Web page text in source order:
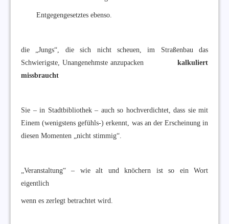
Entgegengesetztes ebenso.
die „Jungs“, die sich nicht scheuen, im Straßenbau das
Schwierigste, Unangenehmste anzupacken kalkuliert
missbraucht
Sie – in Stadtbibliothek – auch so hochverdichtet, dass sie mit
Einem (wenigstens gefühls-) erkennt, was an der Erscheinung in
diesen Momenten „nicht stimmig“.
„Veranstaltung“ – wie alt und knöchern ist so ein Wort
eigentlich
wenn es zerlegt betrachtet wird.